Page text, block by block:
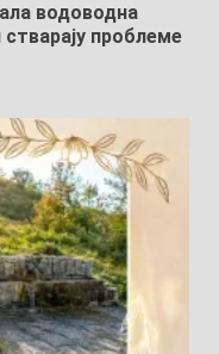
водоводна
проблеме